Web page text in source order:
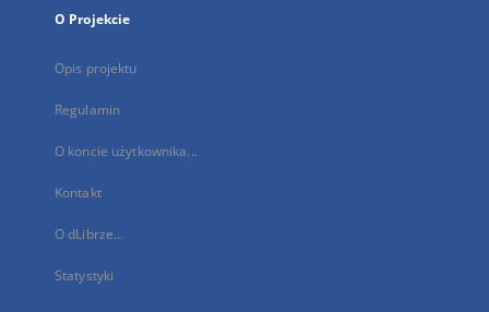
O Projekcie
Opis projektu
Regulamin
O koncie użytkownika...
Kontakt
O dLibrze...
Statystyki